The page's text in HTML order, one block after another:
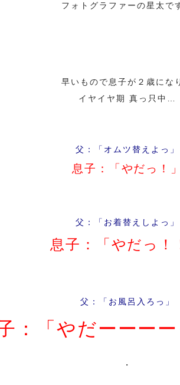
フォトグラファーの星太で
早いもので息子が２歳にな
イヤイヤ期 真っ只中…
父：「オムツ替えよっ」
息子：「やだっ！」
父：「お着替えしよっ」
息子：「やだっ！
父：「お風呂入ろっ」
：「やだーーーー
・